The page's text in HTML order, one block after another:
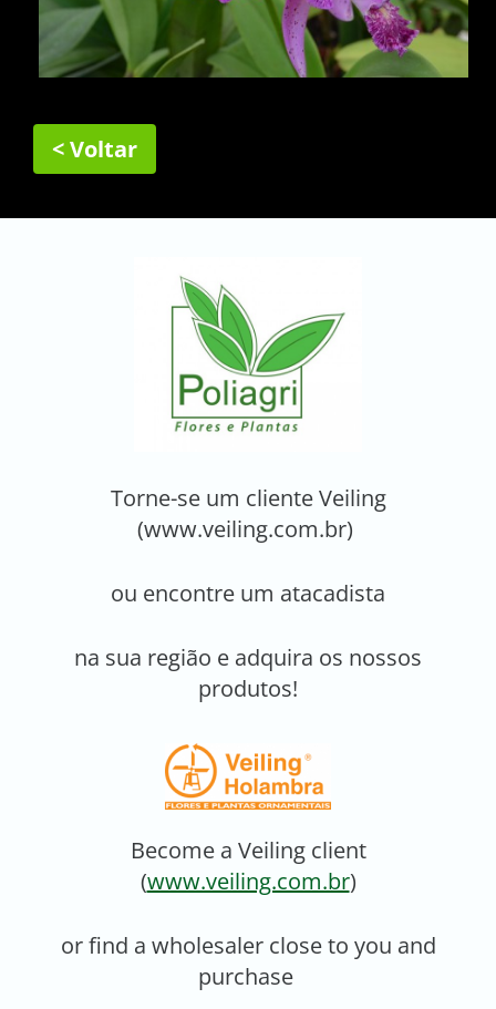
< Voltar
Torne-se um cliente Veiling
(www.veiling.com.br)
ou encontre um atacadista
na sua região e adquira os nossos
produtos!
Become a Veiling client
(www.veiling.com.br)
or find a wholesaler close to you and
purchase